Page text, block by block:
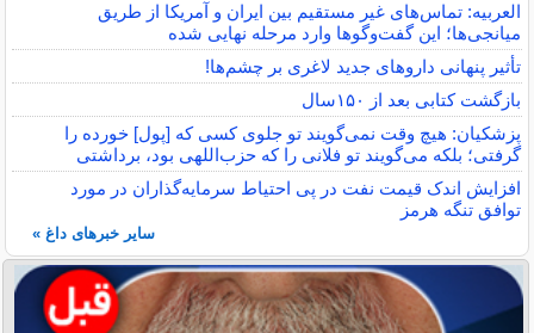
العربیه: تماس‌های غیر مستقیم بین ایران و آمریکا از طریق
میانجی‌ها؛ این گفت‌و‌گو‌ها وارد مرحله نهایی شده
تأثیر پنهانی داروهای جدید لاغری بر چشم‌ها!
بازگشت کتابی بعد از ۱۵۰سال
پزشکیان: هیچ وقت نمی‌گویند تو جلوی کسی که [پول] خورده را
گرفتی؛ بلکه می‌گویند تو فلانی را که حزب‌اللهی بود، برداشتی
افزایش اندک قیمت نفت در پی احتیاط سرمایه‌گذاران در مورد
توافق تنگه هرمز
سایر خبرهای داغ »